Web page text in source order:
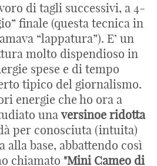
di tagli successivi, a 4-
finale (questa tecnica in
“lappatura”). E’ un
molto dispendioso in
spese e di tempo
tipico del giornalismo.
energie che ho ora a
una versinoe ridotta
per conosciuta (intuita)
alla base, abbattendo così
chiamato "Mini Cameo di